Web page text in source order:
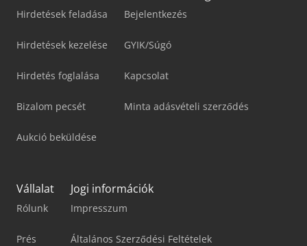
Hirdetések feladása
Hirdetések kezelése
Hirdetés foglalása
Bizalom pecsét
Aukció beküldése
Bejelentkezés
GYIK/Súgó
Kapcsolat
Minta adásvételi szerződés
Vállalat
Rólunk
Prés
Jogi információk
Impresszum
Általános Szerződési Feltételek